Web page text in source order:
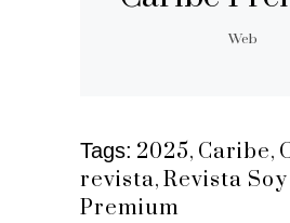
Web
Tags: 2025, Caribe,
revista, Revista
Premium